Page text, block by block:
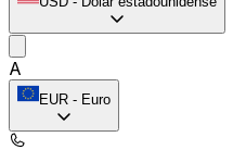
A
EUR - Euro